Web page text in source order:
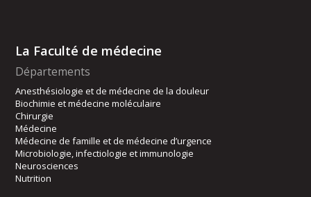
La Faculté de médecine
Départements
Anesthésiologie et de médecine de la douleur
Biochimie et médecine moléculaire
Chirurgie
Médecine
Médecine de famille et de médecine d’urgence
Microbiologie, infectiologie et immunologie
Neurosciences
Nutrition